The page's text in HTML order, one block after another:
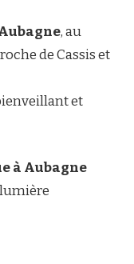
, au
de Cassis et
et
à Aubagne